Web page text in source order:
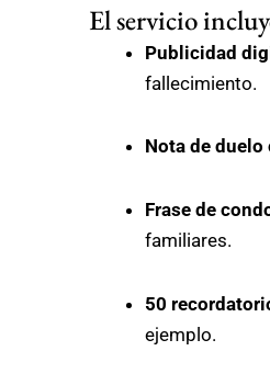
El servicio
Publicidad
fallecimiento.
Nota de
Frase de
familiares.
50
ejemplo.